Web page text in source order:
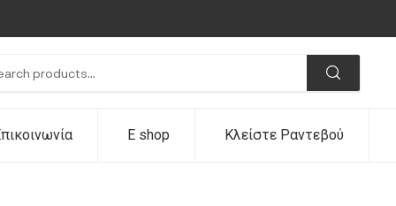
E shop Κλείστε Ραντεβού